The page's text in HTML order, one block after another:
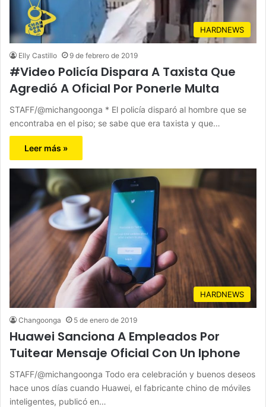
HARDNEWS
Elly Castillo 9 de febrero de 2019
#Video Policía Dispara A Taxista Que
Agredió A Oficial Por Ponerle Multa
STAFF/@michangoonga * El policía disparó al hombre que se
encontraba en el piso; se sabe que era taxista y que…
Leer más »
HARDNEWS
Changoonga 5 de enero de 2019
Huawei Sanciona A Empleados Por
Tuitear Mensaje Oficial Con Un Iphone
STAFF/@michangoonga Todo era celebración y buenos deseos
hace unos días cuando Huawei, el fabricante chino de móviles
inteligentes, publicó en…